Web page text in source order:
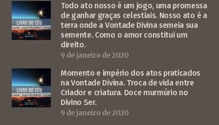
Todo ato nosso é um jogo, uma promessa
de ganhar graças celestiais. Nosso ato é a
terra onde a Vontade Divina semeia sua
semente. Como o amor constitui um
direito.
9 de janeiro de 2020
Momento e império dos atos praticados
na Vontade Divina. Troca de vida entre
Criador e criatura. Doce murmúrio no
Divino Ser.
9 de janeiro de 2020